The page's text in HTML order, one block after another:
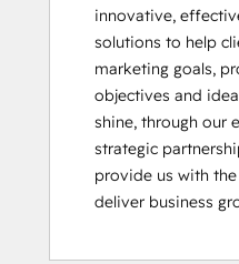
innovative,
solutions to help
marketing goals,
objectives and
shine, through our
strategic
provide us with
deliver business